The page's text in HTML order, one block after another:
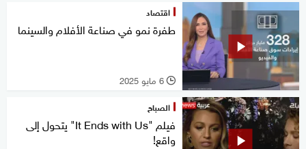
اقتصاد
طفرة نمو في صناعة الأفلام والسينما
l 6 مايو 2025
الصباح
فيلم "It Ends with Us" يتحول إلى
واقع!